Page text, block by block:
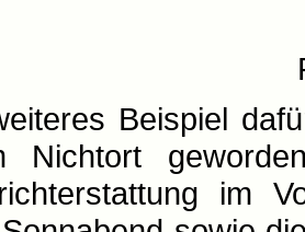
Beispiel
Nichtort
im